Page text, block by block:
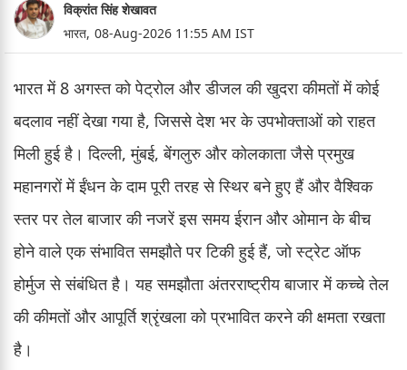
विक्रांत सिंह शेखावत
भारत, 08-Aug-2026 11:55 AM IST
भारत में 8 अगस्त को पेट्रोल और डीजल की खुदरा कीमतों में कोई
बदलाव नहीं देखा गया है, जिससे देश भर के उपभोक्ताओं को राहत
मिली हुई है। दिल्ली, मुंबई, बेंगलुरु और कोलकाता जैसे प्रमुख
महानगरों में ईंधन के दाम पूरी तरह से स्थिर बने हुए हैं और वैश्विक
स्तर पर तेल बाजार की नजरें इस समय ईरान और ओमान के बीच
होने वाले एक संभावित समझौते पर टिकी हुई हैं, जो स्ट्रेट ऑफ
होर्मुज से संबंधित है। यह समझौता अंतरराष्ट्रीय बाजार में कच्चे तेल
की कीमतों और आपूर्ति श्रृंखला को प्रभावित करने की क्षमता रखता
है।